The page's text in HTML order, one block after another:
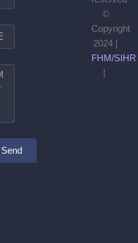
Send
©
Copyright
2024 |
FHM/SIHR
|